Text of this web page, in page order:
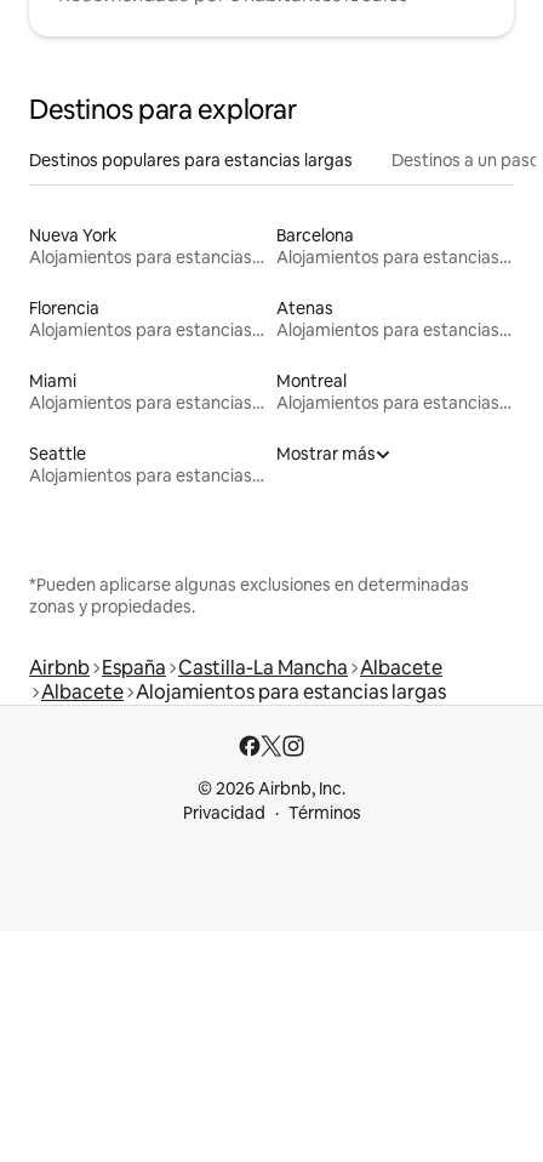
Destinos para explorar
Destinos populares para estancias largas Destinos a un
Nueva York
Alojamientos para estancias largas
Barcelona
Alojamientos para estancias largas
Florencia
Alojamientos para estancias largas
Atenas
Alojamientos para estancias largas
Miami
Alojamientos para estancias largas
Montreal
Alojamientos para estancias largas
Seattle
Alojamientos para estancias largas
Mostrar más
*Pueden aplicarse algunas exclusiones en determinadas
zonas y propiedades.
Airbnb España Castilla-La Mancha Albacete
Albacete Alojamientos para estancias largas
© 2026 Airbnb, Inc.
Privacidad
Términos